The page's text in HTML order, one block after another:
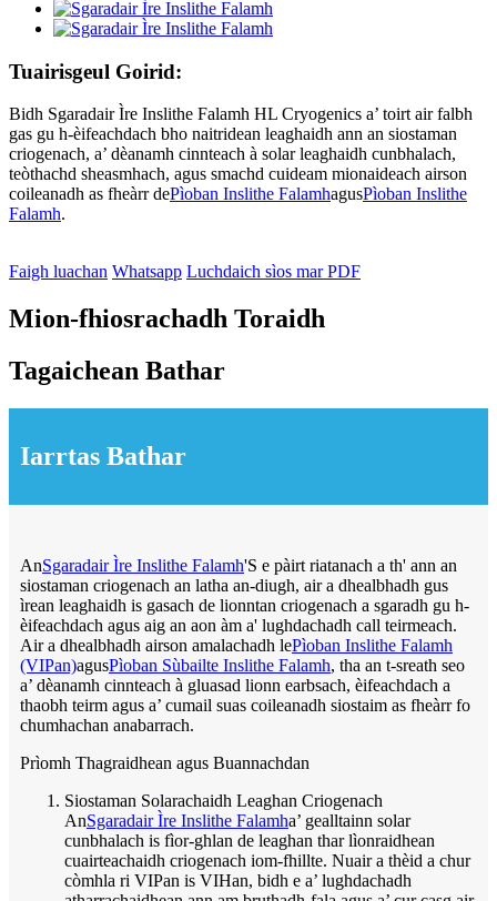
Tuairisgeul Goirid:
Bidh Sgaradair Ìre Inslithe Falamh HL Cryogenics a’ toirt air falbh
gas gu h-èifeachdach bho naitridean leaghaidh ann an siostaman
criogenach, a’ dèanamh cinnteach à solar leaghaidh cunbhalach,
teòthachd sheasmhach, agus smachd cuideam mionaideach airson
coileanadh as fheàrr dePìoban Inslithe FalamhagusPìoban Inslithe
Falamh.
Faigh luachan Whatsapp Luchdaich sìos mar PDF
Mion-fhiosrachadh Toraidh
Tagaichean Bathar
Iarrtas Bathar
AnSgaradair Ìre Inslithe Falamh'S e pàirt riatanach a th' ann an
siostaman criogenach an latha an-diugh, air a dhealbhadh gus
ìrean leaghaidh is gasach de lionntan criogenach a sgaradh gu h-
èifeachdach agus aig an aon àm a' lughdachadh call teirmeach.
Air a dhealbhadh airson amalachadh lePìoban Inslithe Falamh
(VIPan)agusPìoban Sùbailte Inslithe Falamh, tha an t-sreath seo
a’ dèanamh cinnteach à gluasad lionn earbsach, èifeachdach a
thaobh teirm agus a’ cumail suas coileanadh siostaim as fheàrr fo
chumhachan anabarrach.
Prìomh Thagraidhean agus Buannachdan
Siostaman Solarachaidh Leaghan Criogenach
AnSgaradair Ìre Inslithe Falamha’ gealltainn solar
cunbhalach is fìor-ghlan de leaghan thar lìonraidhean
cuairteachaidh criogenach iom-fhillte. Nuair a thèid a chur
còmhla ri VIPan is VIHan, bidh e a’ lughdachadh